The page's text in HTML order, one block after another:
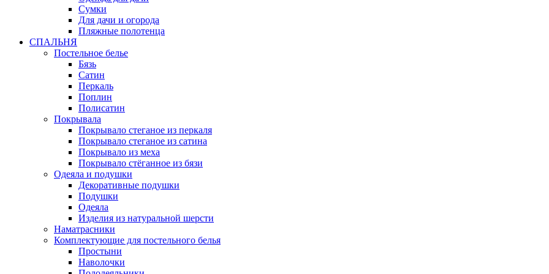
Сумки
Для дачи и огорода
Пляжные полотенца
СПАЛЬНЯ
Постельное белье
Бязь
Сатин
Перкаль
Поплин
Полисатин
Покрывала
Покрывало стеганое из перкаля
Покрывало стеганое из сатина
Покрывало из меха
Покрывало стёганное из бязи
Одеяла и подушки
Декоративные подушки
Подушки
Одеяла
Изделия из натуральной шерсти
Наматраcники
Комплектующие для постельного белья
Простыни
Наволочки